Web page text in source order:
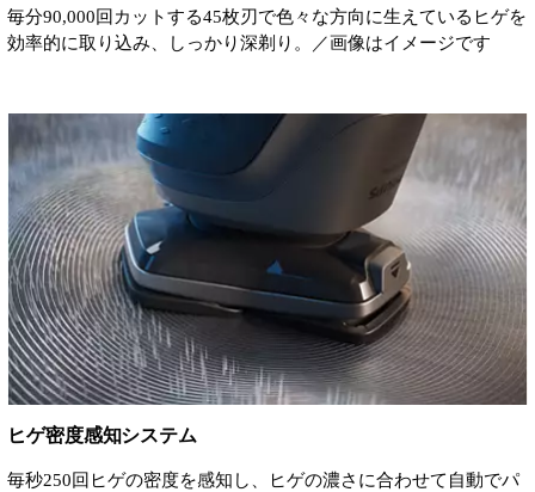
毎分90,000回カットする45枚刃で色々な方向に生えているヒゲを
効率的に取り込み、しっかり深剃り。／画像はイメージです
ヒゲ密度感知システム
毎秒250回ヒゲの密度を感知し、ヒゲの濃さに合わせて自動でパ